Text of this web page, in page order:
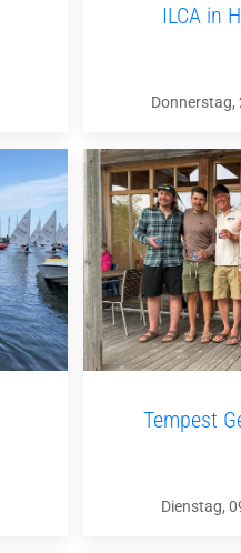
ILCA in
Donnerstag,
Tempest
Dienstag,